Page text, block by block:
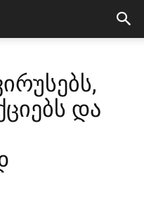
და